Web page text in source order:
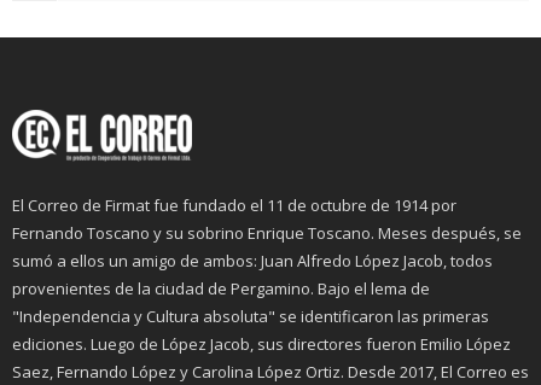
El Correo de Firmat fue fundado el 11 de octubre de 1914 por
Fernando Toscano y su sobrino Enrique Toscano. Meses después, se
sumó a ellos un amigo de ambos: Juan Alfredo López Jacob, todos
provenientes de la ciudad de Pergamino. Bajo el lema de
"Independencia y Cultura absoluta" se identificaron las primeras
ediciones. Luego de López Jacob, sus directores fueron Emilio López
Saez, Fernando López y Carolina López Ortiz. Desde 2017, El Correo es